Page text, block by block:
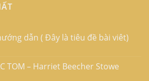
dẫn ( Đây là tiêu đề bài viêt)
TOM – Harriet Beecher Stowe